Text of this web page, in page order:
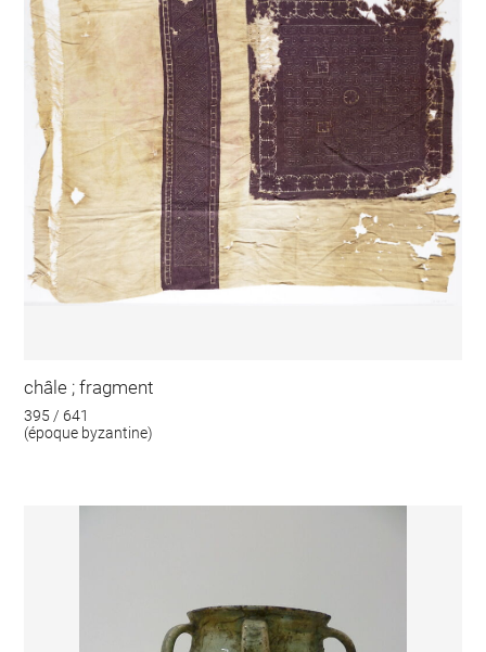
châle ; fragment
395 / 641
(époque byzantine)